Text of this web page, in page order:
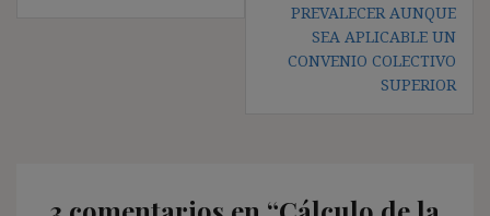
PREVALECER AUNQUE
SEA APLICABLE UN
CONVENIO COLECTIVO
SUPERIOR